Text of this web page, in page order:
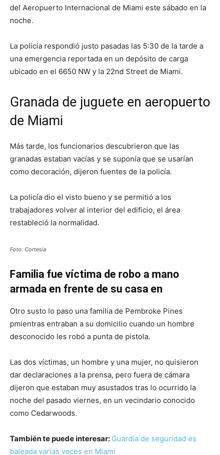
del Aeropuerto Internacional de Miami este sábado en la
noche.
La policía respondió justo pasadas las 5:30 de la tarde a
una emergencia reportada en un depósito de carga
ubicado en el 6650 NW y la 22nd Street de Miami.
Granada de juguete en aeropuerto
de Miami
Más tarde, los funcionarios descubrieron que las
granadas estaban vacías y se suponía que se usarían
como decoración, dijeron fuentes de la policía.
La policía dio el visto bueno y se permitió a los
trabajadores volver al interior del edificio, el área
restableció la normalidad.
Foto: Cortesía
Familia fue víctima de robo a mano
armada en frente de su casa en
Otro susto lo paso una familia de Pembroke Pines
pmientras entraban a su domicilio cuando un hombre
desconocido les robó a punta de pistola.
Las dos víctimas, un hombre y una mujer, no quisieron
dar declaraciones a la prensa, pero fuera de cámara
dijeron que estaban muy asustados tras lo ocurrido la
noche del pasado viernes, en un vecindario conocido
como Cedarwoods.
También te puede interesar: Guardia de seguridad es
baleada varias veces en Miami